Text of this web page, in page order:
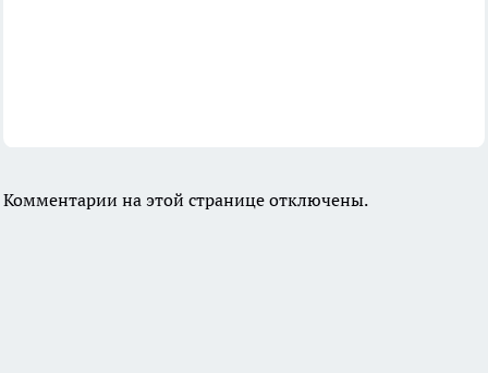
Комментарии на этой странице отключены.